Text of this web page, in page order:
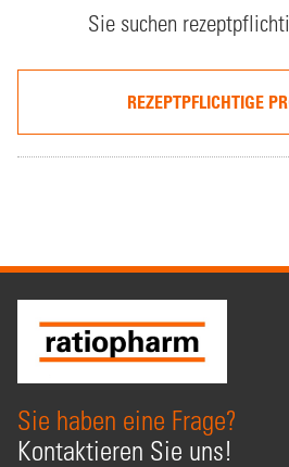
Sie suchen
REZEPTPFLICHTIGE
Sie haben eine Frage?
Kontaktieren Sie uns!